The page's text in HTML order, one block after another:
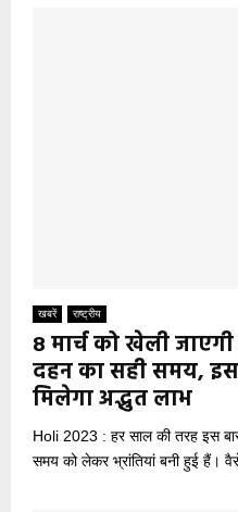
खबरें राष्ट्रीय
8 मार्च को खेली
दहन का सही समय,
मिलेगा अद्भुत लाभ
Holi 2023 : हर साल की तरह इस
समय को लेकर भ्रांतियां बनी हुई हैं।